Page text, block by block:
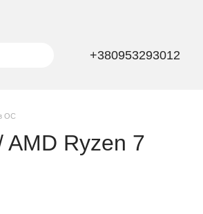
+380953293012
ОС
AMD Ryzen 7